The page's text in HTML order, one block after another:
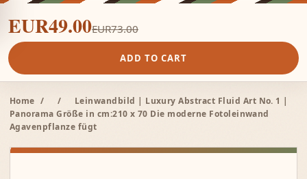
EUR49.00EUR73.00
ADD TO CART
Home / /
Leinwandbild | Luxury Abstract Fluid Art No. 1 |
Panorama Größe in cm:210 x 70 Die moderne Fotoleinwand
Agavenpflanze fügt